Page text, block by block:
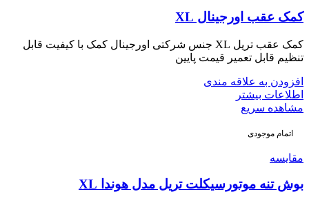
کمک عقب اورجینال XL
کمک عقب تریل XL جنس شرکتی اورجینال کمک با کیفیت قابل
تنظیم قابل تعمیر قیمت پایین
افزودن به علاقه مندی
اطلاعات بیشتر
مشاهده سریع
اتمام موجودی
مقایسه
بوش تنه موتورسیکلت تریل مدل هوندا XL